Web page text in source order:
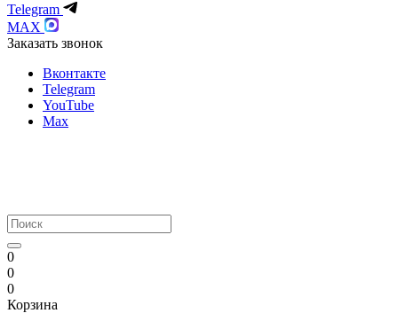
Telegram
MAX
Заказать звонок
Вконтакте
Telegram
YouTube
Max
0
0
0
Корзина